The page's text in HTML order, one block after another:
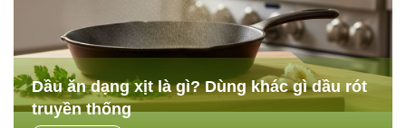
Dầu ăn dạng xịt là gì? Dùng khác gì dầu rót
truyền thống